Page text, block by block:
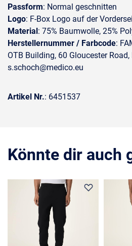
Passform: Normal geschnitten
Logo: F-Box Logo auf der
Material: 75% Baumwolle, 25%
Herstellernummer / Farbcode:
OTB Building, 60 Gloucester
s.schoch@medico.eu
Artikel Nr.: 6451537
Könnte dir auch